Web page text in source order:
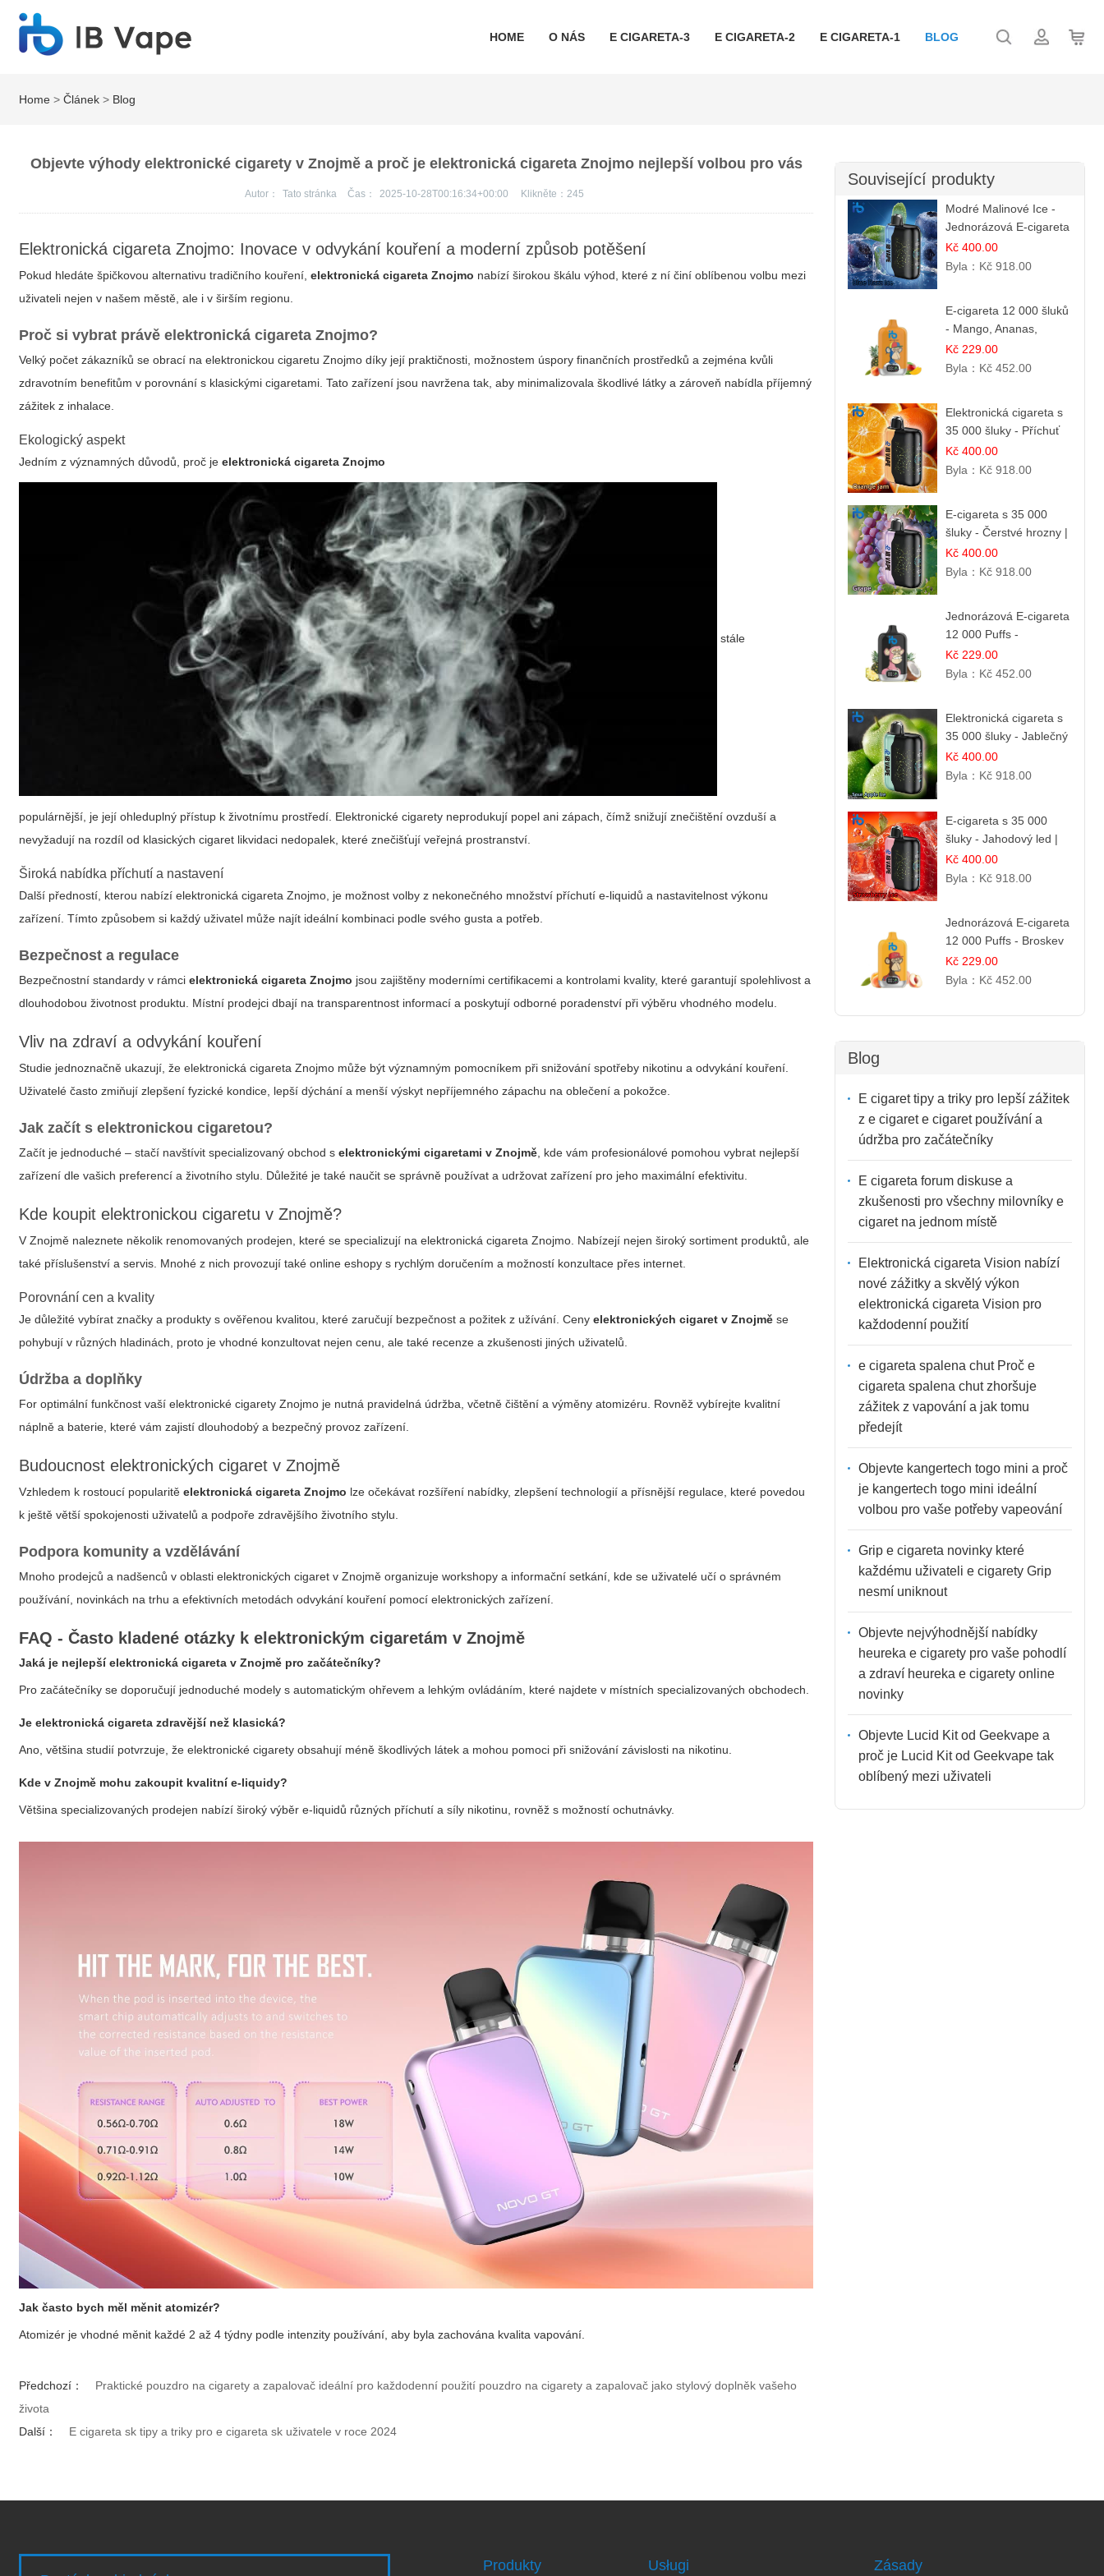
HOME O NÁS E CIGARETA-3 E CIGARETA-2 E CIGARETA-1 BLOG
Home >Článek > Blog
Objevte výhody elektronické cigarety v Znojmě a proč je elektronická cigareta Znojmo nejlepší volbou pro vás
Autor： Tato stránka Čas： 2025-10-28T00:16:34+00:00 Klikněte： 245
Elektronická cigareta Znojmo: Inovace v odvykání kouření a moderní způsob potěšení
Pokud hledáte špičkovou alternativu tradičního kouření,elektronická cigareta Znojmo nabízí širokou škálu výhod, které z ní činí oblíbenou volbu mezi
uživateli nejen v našem městě, ale i v širším regionu.
Proč si vybrat právěelektronická cigareta Znojmo?
Velký počet zákazníků se obrací naelektronickou cigaretu Znojmo díky její praktičnosti, možnostem úspory finančních prostředků a zejména kvůli
zdravotním benefitům v porovnání s klasickými cigaretami. Tato zařízení jsou navržena tak, aby minimalizovala škodlivé látky a zároveň nabídla příjemný
zážitek z inhalace.
Ekologický aspekt
Jedním z významných důvodů, proč jeelektronická cigareta Znojmo
stále
populárnější, je její ohleduplný přístup k životnímu prostředí. Elektronické cigarety neprodukují popel ani zápach, čímž snižují znečištění ovzduší a
nevyžadují na rozdíl od klasických cigaret likvidaci nedopalek, které znečišťují veřejná prostranství.
Široká nabídka příchutí a nastavení
Další předností, kterou nabízíelektronická cigareta Znojmo , je možnost volby z nekonečného množství příchutí e-liquidů a nastavitelnost výkonu
zařízení. Tímto způsobem si každý uživatel může najít ideální kombinaci podle svého gusta a potřeb.
Bezpečnost a regulace
Bezpečnostní standardy v rámcielektronická cigareta Znojmo jsou zajištěny moderními certifikacemi a kontrolami kvality, které garantují spolehlivost a
dlouhodobou životnost produktu. Místní prodejci dbají na transparentnost informací a poskytují odborné poradenství při výběru vhodného modelu.
Vliv na zdraví a odvykání kouření
Studie jednoznačně ukazují, žeelektronická cigareta Znojmo může být významným pomocníkem při snižování spotřeby nikotinu a odvykání kouření.
Uživatelé často zmiňují zlepšení fyzické kondice, lepší dýchání a menší výskyt nepříjemného zápachu na oblečení a pokožce.
Jak začít s elektronickou cigaretou?
Začít je jednoduché – stačí navštívit specializovaný obchod selektronickými cigaretami v Znojmě , kde vám profesionálové pomohou vybrat nejlepší
zařízení dle vašich preferencí a životního stylu. Důležité je také naučit se správně používat a udržovat zařízení pro jeho maximální efektivitu.
Kde koupit elektronickou cigaretu v Znojmě?
V Znojmě naleznete několik renomovaných prodejen, které se specializují naelektronická cigareta Znojmo . Nabízejí nejen široký sortiment produktů, ale
také příslušenství a servis. Mnohé z nich provozují také online eshopy s rychlým doručením a možností konzultace přes internet.
Porovnání cen a kvality
Je důležité vybírat značky a produkty s ověřenou kvalitou, které zaručují bezpečnost a požitek z užívání. Cenyelektronických cigaret v Znojmě se
pohybují v různých hladinách, proto je vhodné konzultovat nejen cenu, ale také recenze a zkušenosti jiných uživatelů.
Údržba a doplňky
For optimální funkčnost vašíelektronické cigarety Znojmo je nutná pravidelná údržba, včetně čištění a výměny atomizéru. Rovněž vybírejte kvalitní
náplně a baterie, které vám zajistí dlouhodobý a bezpečný provoz zařízení.
Budoucnost elektronických cigaret v Znojmě
Vzhledem k rostoucí popularitěelektronická cigareta Znojmo lze očekávat rozšíření nabídky, zlepšení technologií a přísnější regulace, které povedou
k ještě větší spokojenosti uživatelů a podpoře zdravějšího životního stylu.
Podpora komunity a vzdělávání
Mnoho prodejců a nadšenců v oblasti elektronických cigaret v Znojmě organizuje workshopy a informační setkání, kde se uživatelé učí o správném
používání, novinkách na trhu a efektivních metodách odvykání kouření pomocí elektronických zařízení.
FAQ - Často kladené otázky k elektronickým cigaretám v Znojmě
Jaká je nejlepší elektronická cigareta v Znojmě pro začátečníky?
Pro začátečníky se doporučují jednoduché modely s automatickým ohřevem a lehkým ovládáním, které najdete v místních specializovaných obchodech.
Je elektronická cigareta zdravější než klasická?
Ano, většina studií potvrzuje, že elektronické cigarety obsahují méně škodlivých látek a mohou pomoci při snižování závislosti na nikotinu.
Kde v Znojmě mohu zakoupit kvalitní e-liquidy?
Většina specializovaných prodejen nabízí široký výběr e-liquidů různých příchutí a síly nikotinu, rovněž s možností ochutnávky.
Jak často bych měl měnit atomizér?
Atomizér je vhodné měnit každé 2 až 4 týdny podle intenzity používání, aby byla zachována kvalita vapování.
Předchozí：
Praktické pouzdro na cigarety a zapalovač ideální pro každodenní použití pouzdro na cigarety a zapalovač jako stylový doplněk vašeho
života
Další：
E cigareta sk tipy a triky pro e cigareta sk uživatele v roce 2024
Související produkty
Modré Malinové Ice -
Jednorázová E-cigareta
s 35 000 šluky | Ibvape
Kč 400.00
Byla： Kč 918.00
E-cigareta 12 000 šluků
- Mango, Ananas,
Broskev | Tropická
ovocná směs
Kč 229.00
Byla： Kč 452.00
Elektronická cigareta s
35 000 šluky - Příchuť
Pomerančový Džem |
Dlouhotrvající zážitek
Kč 400.00
Byla： Kč 918.00
E-cigareta s 35 000
šluky - Čerstvé hrozny |
Osvěžující ovocná
příchuť
Kč 400.00
Byla： Kč 918.00
Jednorázová E-cigareta
12 000 Puffs -
Ananasovo-Kokosová
Zmrzlina | Tropický
Kč 229.00
Byla： Kč 452.00
Elektronická cigareta s
35 000 šluky - Jablečný
kyselý led | Osvěžující
kyselá jablka
Kč 400.00
Byla： Kč 918.00
E-cigareta s 35 000
šluky - Jahodový led |
Chladivá fresh příchuť
Kč 400.00
Byla： Kč 918.00
Jednorázová E-cigareta
12 000 Puffs - Broskev
& Ovocná Šťáva |
Osvěžující ovocná
Kč 229.00
Byla： Kč 452.00
Blog
E cigaret tipy a triky pro lepší zážitek
z e cigaret e cigaret používání a
údržba pro začátečníky
E cigareta forum diskuse a
zkušenosti pro všechny milovníky e
cigaret na jednom místě
Elektronická cigareta Vision nabízí
nové zážitky a skvělý výkon
elektronická cigareta Vision pro
každodenní použití
e cigareta spalena chut Proč e
cigareta spalena chut zhoršuje
zážitek z vapování a jak tomu
předejít
Objevte kangertech togo mini a proč
je kangertech togo mini ideální
volbou pro vaše potřeby vapeování
Grip e cigareta novinky které
každému uživateli e cigarety Grip
nesmí uniknout
Objevte nejvýhodnější nabídky
heureka e cigarety pro vaše pohodlí
a zdraví heureka e cigarety online
novinky
Objevte Lucid Kit od Geekvape a
proč je Lucid Kit od Geekvape tak
oblíbený mezi uživateli
Produkty Usługi Zásady